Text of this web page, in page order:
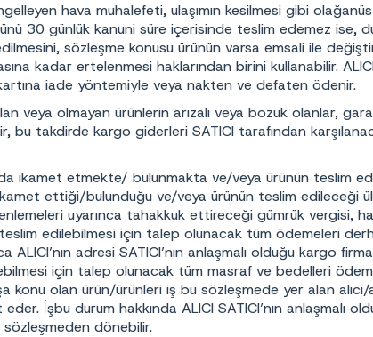
hava muhalefeti, ulaşımın kesilmesi gibi
30 günlük kanuni süre içerisinde teslim edemez ise,
sözleşme konusu ürünün varsa emsali ile
kadar ertelenmesi haklarından birini kullanabilir.
iade yöntemiyle veya nakten ve defaten ödenir.
veya olmayan ürünlerin arızalı veya bozuk olanlar,
bu takdirde kargo giderleri SATICI tarafından
ikamet etmekte/ bulunmakta ve/veya ürünün teslim
ettiği/bulunduğu ve/veya ürünün teslim edileceği
uyarınca tahakkuk ettireceği gümrük vergisi,
teslim edilebilmesi için talep olunacak tüm ödemeleri
adresi SATICI’nın anlaşmalı olduğu kargo
için talep olunacak tüm masraf ve bedelleri
konu olan ürün/ürünleri iş bu sözleşmede yer alan
İşbu durum hakkında ALICI SATICI’nın anlaşmalı
dönebilir.